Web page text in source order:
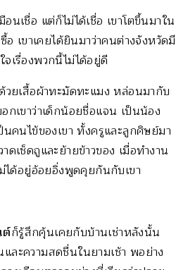
นเชื่อ แต่ก็ไม่ได้เชื่อ เขาโตขึ้นมาใน
อ เขาเคยได้ยินมาว่าคนต่างจังหวัดมี
จเรื่องพวกนี้ไม่ได้อยู่ดี
วยเสื้อผ้าทะมัดทะแมง หล่อนมากับ
เขาว่าเด็กน้อยชื่อแจน เป็นน้อง
คนไข้ของเขา ทั้งครูและลูกศิษย์มา
ดเช็ดถูและย้ายข้าวของ เมื่อทำงาน
ได้อยู่อ้อยอิ่งพูดคุยกันกับเขา
ก็รู้สึกคุ้นเคยกับบ้านเช่าหลังนั้น
ละความสดชื่นในยามเช้า พอย่าง